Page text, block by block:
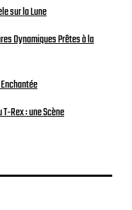
sur la Lune
Dynamiques Prêtes à la
Rex : une Scène